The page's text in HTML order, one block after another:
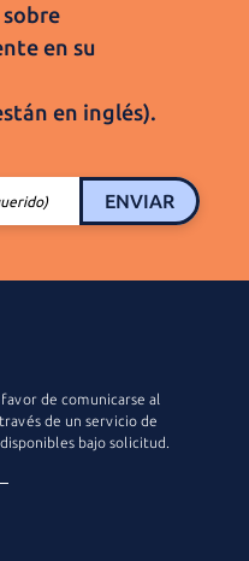
en su
en inglés).
ENVIAR
de comunicarse al
de un servicio de
bajo solicitud.